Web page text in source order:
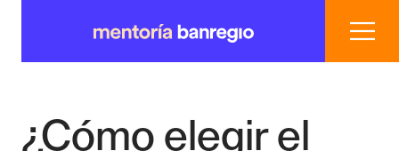
Inicio
¿Cómo elegir el